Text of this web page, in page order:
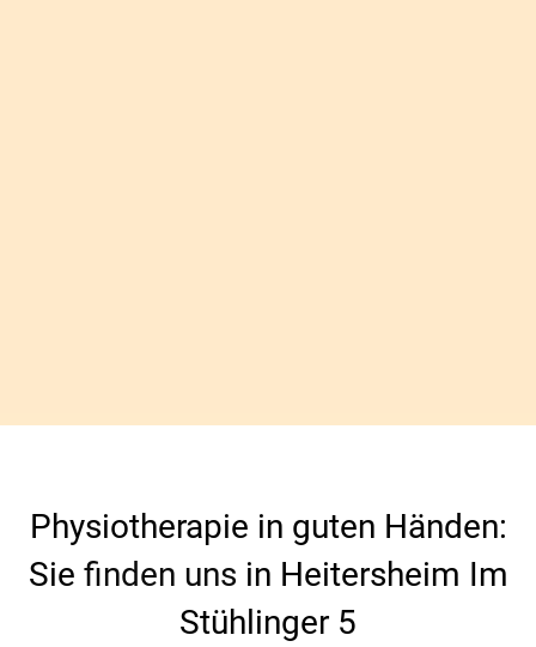
Physiotherapie in guten Händen:
Sie finden uns in Heitersheim Im
Stühlinger 5